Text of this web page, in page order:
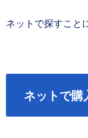
ネットで探すこと
ネットで購